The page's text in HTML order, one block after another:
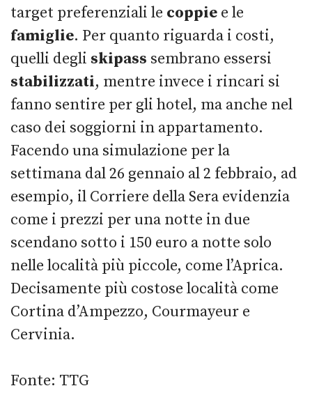
target preferenziali le coppie e le
famiglie. Per quanto riguarda i costi,
quelli degli skipass sembrano essersi
stabilizzati, mentre invece i rincari si
fanno sentire per gli hotel, ma anche nel
caso dei soggiorni in appartamento.
Facendo una simulazione per la
settimana dal 26 gennaio al 2 febbraio, ad
esempio, il Corriere della Sera evidenzia
come i prezzi per una notte in due
scendano sotto i 150 euro a notte solo
nelle località più piccole, come l’Aprica.
Decisamente più costose località come
Cortina d’Ampezzo, Courmayeur e
Cervinia.
Fonte: TTG